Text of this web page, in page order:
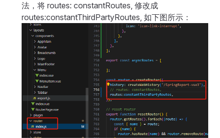
法，将 routes: constantRoutes, 修改成
routes:constantThirdPartyRoutes, 如下图所示：